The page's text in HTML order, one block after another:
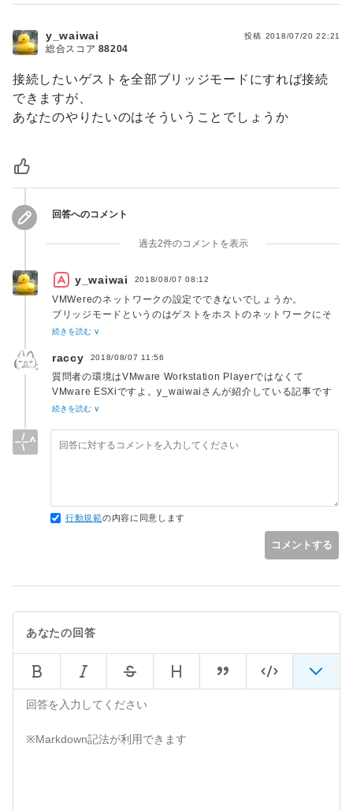
接続したいゲストを全部ブリッジモードにすれば接続
できますが、
あなたのやりたいのはそういうことでしょうか
投稿 2018/07/20 22:21
y_waiwai
総合スコア 88204
回答へのコメント
過去2件のコメントを表示
y_waiwai 2018/08/07 08:12
VMWereのネットワークの設定でできないでしょうか。
ブリッジモードというのはゲストをホストのネットワークにそ
のまま繋げてしまう、というモードで、ゲストはルータからIP
参加できるようになります
https://qiita.com/motoda/items/615509cea09eb9f09fe3
続きを読む ∨
raccy 2018/08/07 11:56
質問者の環境はVMware Workstation Playerではなくて
VMware ESXiですよ。y_waiwaiさんが紹介している記事です
と、VMware Workstation Playerの話ですので、見当違いな内
続きを読む ∨
行動規範の内容に同意します
コメントする
あなたの回答